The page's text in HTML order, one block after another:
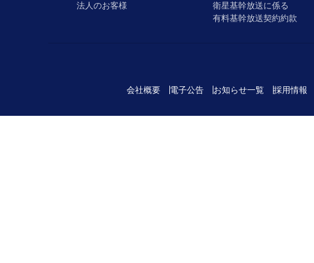
法人のお客様
衛星基幹放送に係る
有料基幹放送契約約款
会社概要 電子公告 お知らせ一覧 採用情報